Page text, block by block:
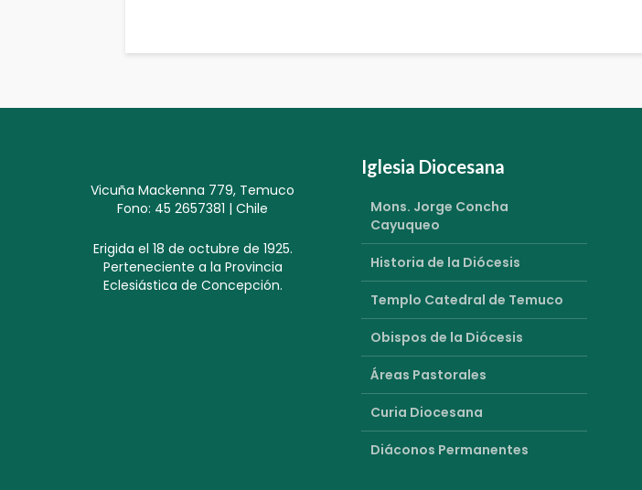
Vicuña Mackenna 779, Temuco
Fono: 45 2657381 | Chile
Erigida el 18 de octubre de 1925.
Perteneciente a la Provincia
Eclesiástica de Concepción.
Iglesia Diocesana
Mons. Jorge Concha
Cayuqueo
Historia de la Diócesis
Templo Catedral de Temuco
Obispos de la Diócesis
Áreas Pastorales
Curia Diocesana
Diáconos Permanentes